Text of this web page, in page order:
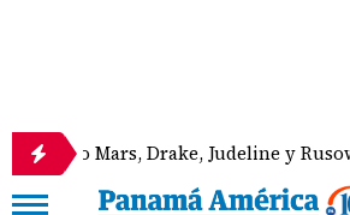
Mars, Drake, Judeline y Rusowsky